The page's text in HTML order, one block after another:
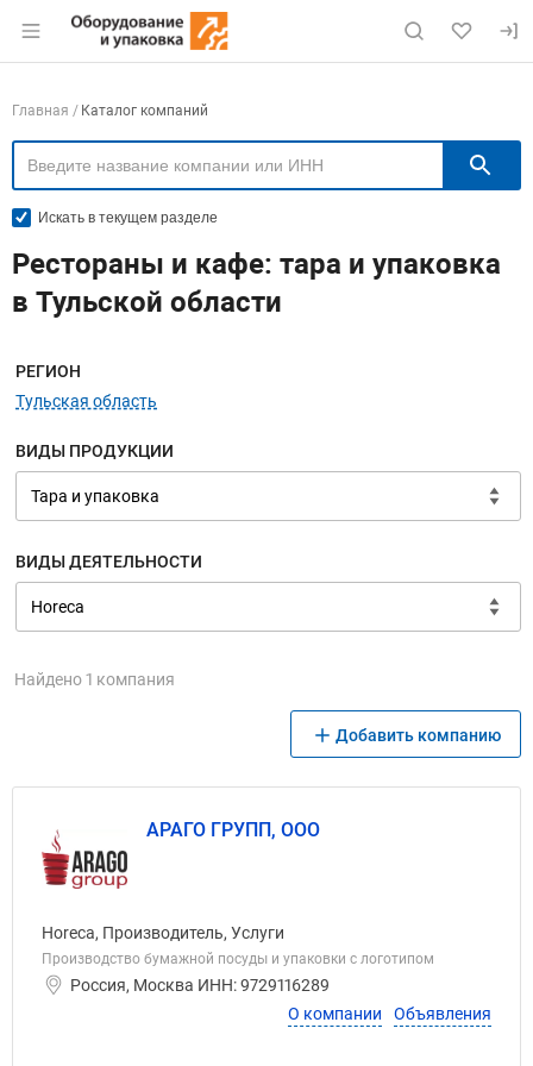
Раздел навигации по сайту eqinfo.ru
Навигация по компаниям
Главная Каталог компаний
Искать в текущем разделе
Рестораны и кафе: тара и упаковка
в Тульской области
Меню навигации
РЕГИОН
Тульская область
ВИДЫ ПРОДУКЦИИ
ВИДЫ ДЕЯТЕЛЬНОСТИ
Найдено 1 компания
Добавить компанию
АРАГО ГРУПП, ООО
Horeca, Производитель, Услуги
Производство бумажной посуды и упаковки с логотипом
Россия, Москва ИНН: 9729116289
О компании
Объявления